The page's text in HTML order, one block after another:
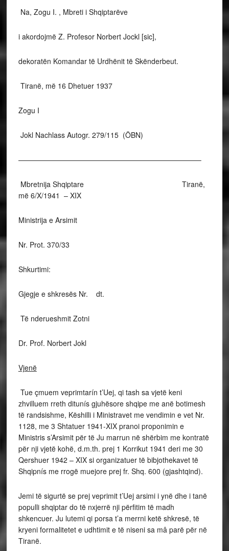
Na, Zogu I. , Mbreti i Shqiptarëve
i akordojmë Z. Profesor Norbert Jockl [sic],
dekoratën Komandar të Urdhënit të Skënderbeut.
Tiranë, më 16 Dhetuer 1937
Zogu I
Jokl Nachlass Autogr. 279/115 (ÖBN)
—————————————————————————–
Mbretnija Shqiptare Tiranë,
më 6/X/1941 – XIX
Ministrija e Arsimit
Nr. Prot. 370/33
Shkurtimi:
Gjegje e shkresës Nr. dt.
Të nderueshmit Zotni
Dr. Prof. Norbert Jokl
Vjenë
Tue çmuem veprimtarín t’Uej, qi tash sa vjetë keni
zhvilluem rreth ditunís gjuhësore shqipe me anë botimesh
të randsishme, Këshilli i Ministravet me vendimin e vet Nr.
1128, me 3 Shtatuer 1941-XIX pranoi proponimin e
Ministris s’Arsimit për të Ju marrun në shërbim me kontratë
për nji vjetë kohë, d.m.th. prej 1 Korrikut 1941 deri me 30
Qershuer 1942 – XIX si organizatuer të bibjothekavet të
Shqipnís me rrogë muejore prej fr. Shq. 600 (gjashtqind).
Jemi të sigurtë se prej veprimit t’Uej arsimi i ynë dhe i tanë
populli shqiptar do të nxjerrë nji përfitim të madh
shkencuer. Ju lutemi qi porsa t’a merrni ketë shkresë, të
kryeni formalitetet e udhtimit e të niseni sa mâ parë për në
Tiranë.